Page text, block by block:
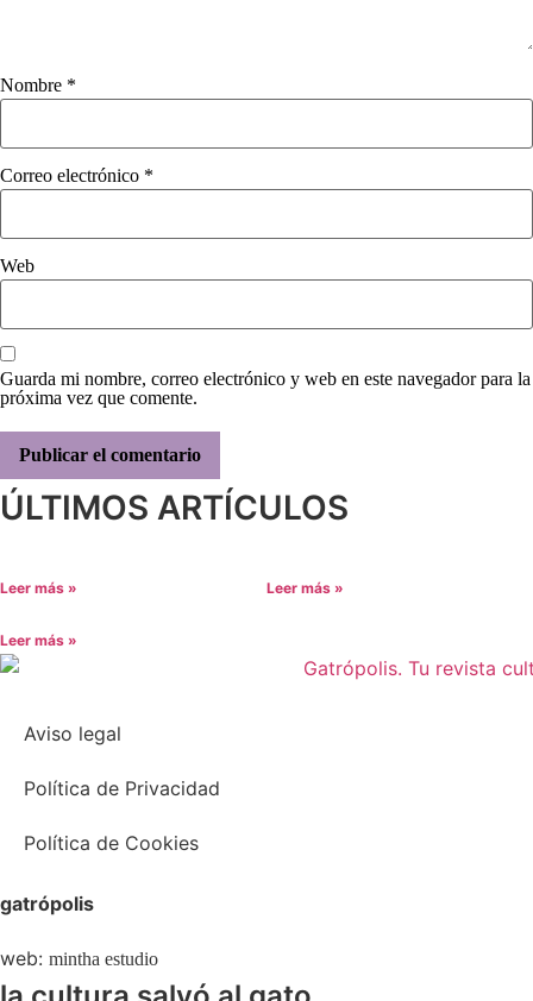
Nombre *
Correo electrónico *
Web
Guarda mi nombre, correo electrónico y web en este navegador para la
próxima vez que comente.
ÚLTIMOS ARTÍCULOS
Leer más » Leer más »
Leer más »
Aviso legal
Política de Privacidad
Política de Cookies
gatrópolis
web: mintha estudio